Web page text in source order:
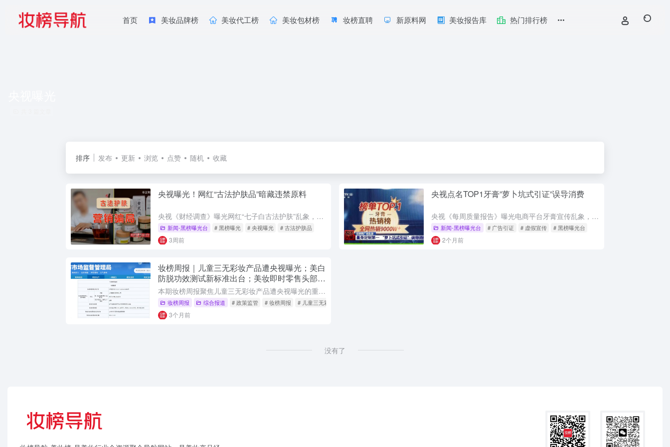
首页 美妆品牌榜 美妆代工榜 美妆包材榜 妆榜直聘 新原料网 美妆报告库 热门排行榜
排序 发布 更新 浏览 点赞 随机 收藏
央视曝光！网红“古法护肤品”暗藏违禁原料
央视《财经调查》曝光网红“七子白古法护肤”乱象，产品宣称纯天然无添加，实则暗藏违禁原料白芷，具有强光敏性，已被列入化妆品禁用目录。大量消费者使用后出现面部刺痛、红肿过敏等严重不良反应。记者调查发现，这...
新闻-黑榜曝光台 # 黑榜曝光 # 央视曝光 # 古法护肤品
3周前
央视点名TOP1牙膏”萝卜坑式引证”误导消费
央视《每周质量报告》曝光电商平台牙膏宣传乱象，多款产品通过萝卜坑式引证自封销量第一、榜单TOP1，实为细分前缀定制榜单，如烟酰胺美白去渍热销第一等。此类宣传大字吸睛、小字免责，涉嫌违反广告法绝对化用语...
新闻-黑榜曝光台 # 广告引证 # 虚假宣传 # 黑榜曝光台
2个月前
妆榜周报｜儿童三无彩妆产品遭央视曝光；美白
防脱功效测试新标准出台；美妆即时零售头部品
牌被罚
本期妆榜周报聚焦儿童三无彩妆产品遭央视曝光的重磅新闻，提醒家长在选购儿童化妆品时务必认准小金盾标志。同时汇总最新政策监管动态，包括海关总署进出口化妆品检验检疫新规、上海试点进口化妆品电子标签、欧盟全面...
妆榜周报 综合报道 # 政策监管 # 妆榜周报 # 儿童三无彩妆
3个月前
没有了